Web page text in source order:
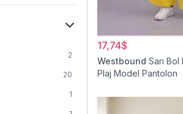
9
6
2
20
1
17,74$
Westbound Sarı Bol
Plaj Model Pantolon